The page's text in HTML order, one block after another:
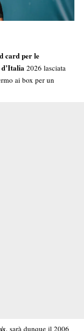
card per le
2026 lasciata
ai box per un
, sarà dunque il 2006